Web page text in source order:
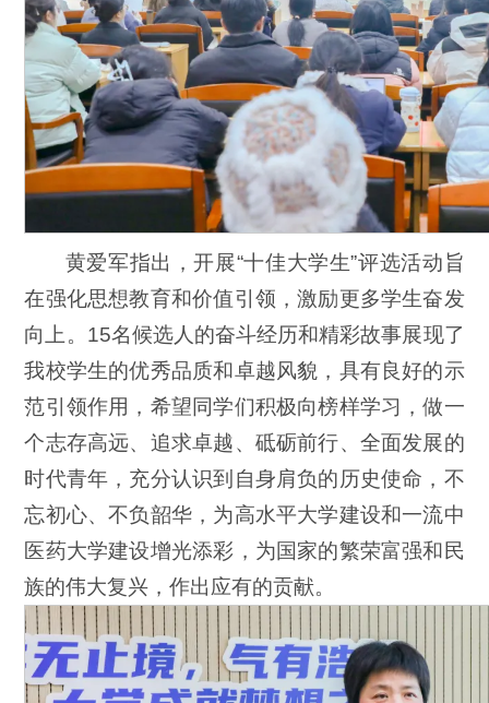
黄爱军指出，开展“十佳大学生”评选活动旨
在强化思想教育和价值引领，激励更多学生奋发
向上。15名候选人的奋斗经历和精彩故事展现了
我校学生的优秀品质和卓越风貌，具有良好的示
范引领作用，希望同学们积极向榜样学习，做一
个志存高远、追求卓越、砥砺前行、全面发展的
时代青年，充分认识到自身肩负的历史使命，不
忘初心、不负韶华，为高水平大学建设和一流中
医药大学建设增光添彩，为国家的繁荣富强和民
族的伟大复兴，作出应有的贡献。